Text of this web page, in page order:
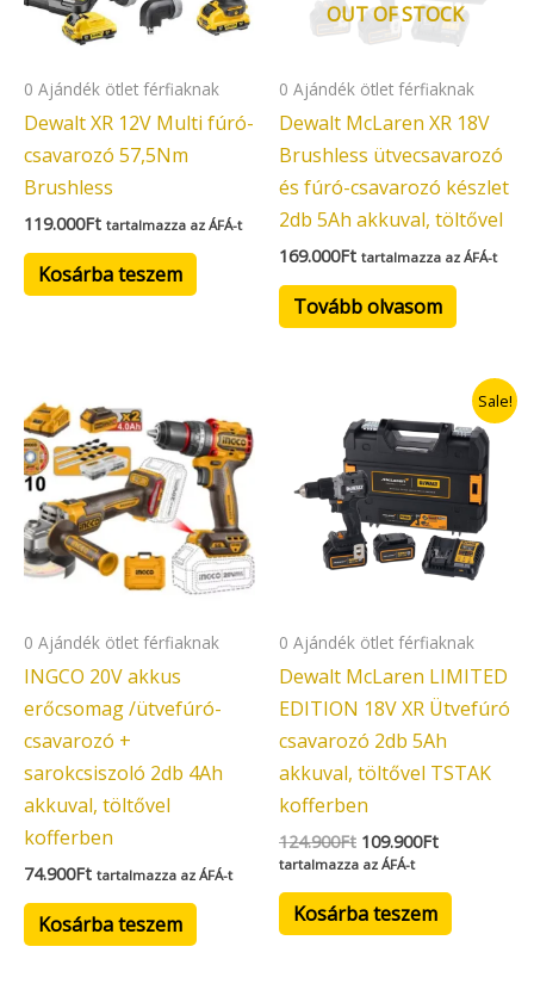
0 Ajándék ötlet férfiaknak
Dewalt XR 12V Multi fúró-
csavarozó 57,5Nm
Brushless
119.000Ft tartalmazza az ÁFÁ-t
Kosárba teszem
OUT OF STOCK
0 Ajándék ötlet férfiaknak
Dewalt McLaren XR 18V
Brushless ütvecsavarozó
és fúró-csavarozó készlet
2db 5Ah akkuval, töltővel
169.000Ft tartalmazza az ÁFÁ-t
Tovább olvasom
0 Ajándék ötlet férfiaknak
INGCO 20V akkus
erőcsomag /ütvefúró-
csavarozó +
sarokcsiszoló 2db 4Ah
akkuval, töltővel
kofferben
74.900Ft tartalmazza az ÁFÁ-t
Kosárba teszem
Sale!
0 Ajándék ötlet férfiaknak
Dewalt McLaren LIMITED
EDITION 18V XR Ütvefúró
csavarozó 2db 5Ah
akkuval, töltővel TSTAK
kofferben
124.900Ft
price
was:
124.900Ft.
109.900Ft
Current
price
is:
109.900Ft.
tartalmazza az ÁFÁ-t
Kosárba teszem